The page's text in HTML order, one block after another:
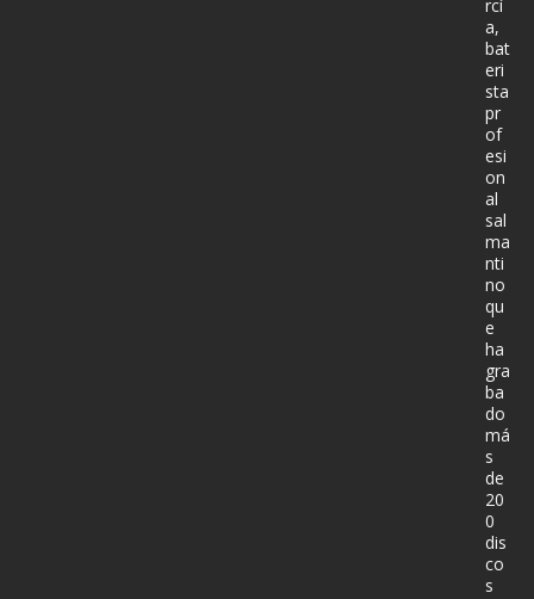
rcí
a,
bat
eri
sta
pr
of
esi
on
al
sal
ma
nti
no
qu
e
ha
gra
ba
do
má
s
de
20
0
dis
co
s